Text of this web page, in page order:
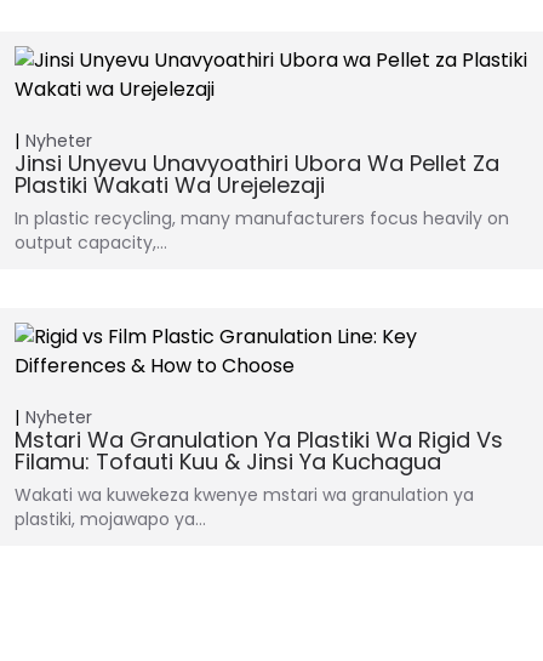
Nyheter
Jinsi Unyevu Unavyoathiri Ubora Wa Pellet Za
Plastiki Wakati Wa Urejelezaji
In plastic recycling, many manufacturers focus heavily on
output capacity,…
Nyheter
Mstari Wa Granulation Ya Plastiki Wa Rigid Vs
Filamu: Tofauti Kuu & Jinsi Ya Kuchagua
Wakati wa kuwekeza kwenye mstari wa granulation ya
plastiki, mojawapo ya…